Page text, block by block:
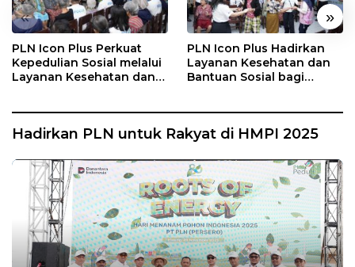
« »
PLN Icon Plus Perkuat
Kepedulian Sosial melalui
Layanan Kesehatan dan
PLN Icon Plus Hadirkan
Layanan Kesehatan dan
Bantuan Sosial bagi
Hadirkan PLN untuk Rakyat di HMPI 2025